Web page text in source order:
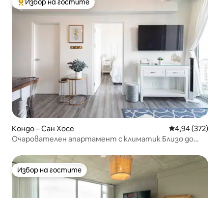
Най-популярен избор на гостите
Избор на гостите
Кондо – Сан Хосе Средна
4,94 (372)
Очарователен апартамент с климатик Близо до
Избор на гостите
Избор на гостите